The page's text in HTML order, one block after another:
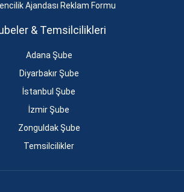
Ajandası Reklam Formu
& Temsilcilikleri
Adana Şube
Diyarbakır Şube
İstanbul Şube
İzmir Şube
Zonguldak Şube
Temsilcilikler